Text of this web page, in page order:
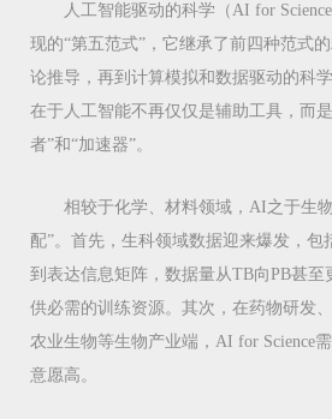
人工智能驱动的科学（AI for
现的“第五范式”，它继承了前四种范式
论推导，再到计算模拟和数据驱动的科
在于人工智能不再仅仅是辅助工具，而
者”和“加速器”。
相较于化学、材料领域，AI之于生
配”。首先，生科领域数据迎来爆发，包
到表达信息矩阵，数据量从TB向PB甚
供必需的训练资源。其次，在药物研发
农业生物等生物产业端，AI for Science
意愿高。